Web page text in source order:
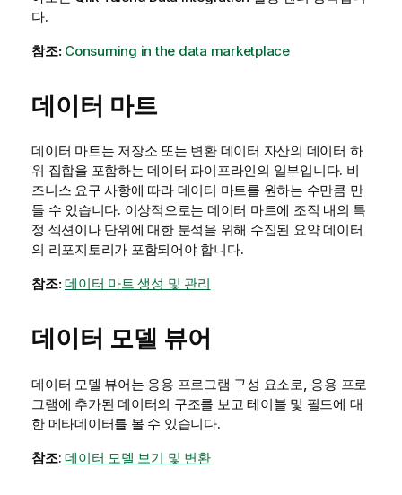
다.
참조: Consuming in the data marketplace
데이터 마트
데이터 마트는 저장소 또는 변환 데이터 자산의 데이터 하
위 집합을 포함하는 데이터 파이프라인의 일부입니다. 비
즈니스 요구 사항에 따라 데이터 마트를 원하는 수만큼 만
들 수 있습니다. 이상적으로는 데이터 마트에 조직 내의 특
정 섹션이나 단위에 대한 분석을 위해 수집된 요약 데이터
의 리포지토리가 포함되어야 합니다.
참조:데이터 마트 생성 및 관리
데이터 모델 뷰어
데이터 모델 뷰어는 응용 프로그램 구성 요소로, 응용 프로
그램에 추가된 데이터의 구조를 보고 테이블 및 필드에 대
한 메타데이터를 볼 수 있습니다.
참조: 데이터 모델 보기 및 변환